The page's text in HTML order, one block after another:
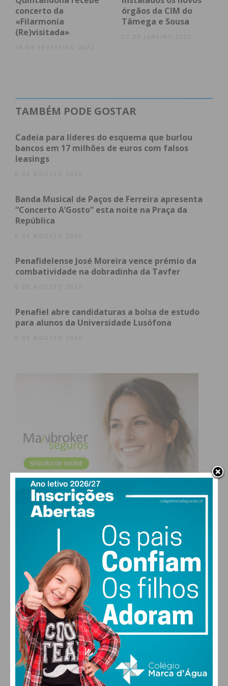
Universidade de Coimbra, do Minho e de Trás-os-
Montes e Alto Douro, bem como a Escola Superior
Agrária do Politécnico de Coimbra. Também a
Imediato
atualizada.
Eu li e concordo com ostermos e
condições
concerto da
«Filarmonia
(Re)visitada»
órgãos da CIM do
Tâmega e Sousa
27 DE JANEIRO 2022
TAMBÉM PODE GOSTAR
Cadeia para líderes do esquema que burlou
bancos em 17 milhões de euros com falsos
leasings
8 DE AGOSTO 2026
Banda Musical de Paços de Ferreira apresenta
“Concerto A’Gosto” esta noite na Praça da
República
8 DE AGOSTO 2026
Penafidelense José Moreira vence prémio da
combatividade na dobradinha da Tavfer
8 DE AGOSTO 2026
Penafiel abre candidaturas a bolsa de estudo
para alunos da Universidade Lusófona
8 DE AGOSTO 2026